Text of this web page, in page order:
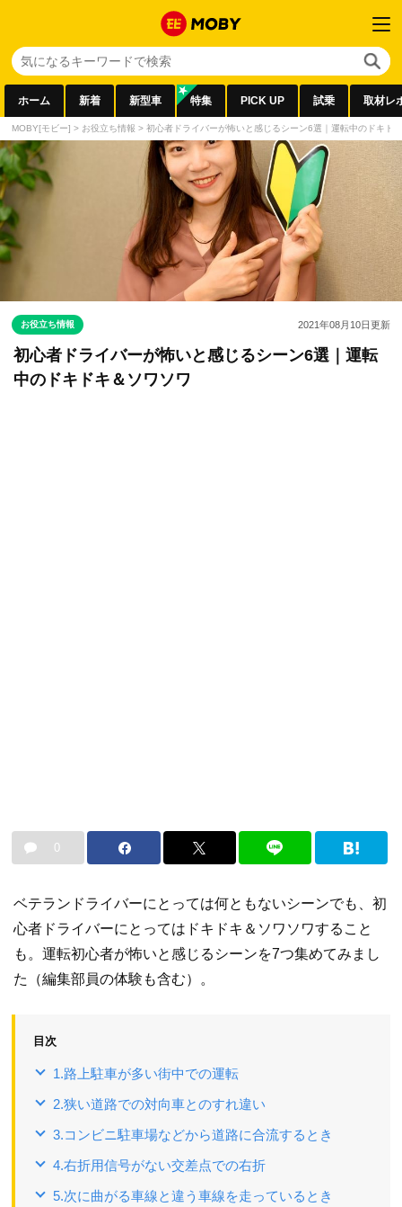
ホーム 新着 新型車 特集 PICK UP 試乗 取材レ
MOBY[モビー] > お役立ち情報 > 初心者ドライバーが怖いと感じるシーン6選｜運転中のドキド
お役立ち情報 2021年08月10日更新
初心者ドライバーが怖いと感じるシーン6選｜運転
中のドキドキ＆ソワソワ
0
ベテランドライバーにとっては何ともないシーンでも、初
心者ドライバーにとってはドキドキ＆ソワソワすること
も。運転初心者が怖いと感じるシーンを7つ集めてみまし
た（編集部員の体験も含む）。
目次
1.路上駐車が多い街中での運転
2.狭い道路での対向車とのすれ違い
3.コンビニ駐車場などから道路に合流するとき
4.右折用信号がない交差点での右折
5.次に曲がる車線と違う車線を走っているとき